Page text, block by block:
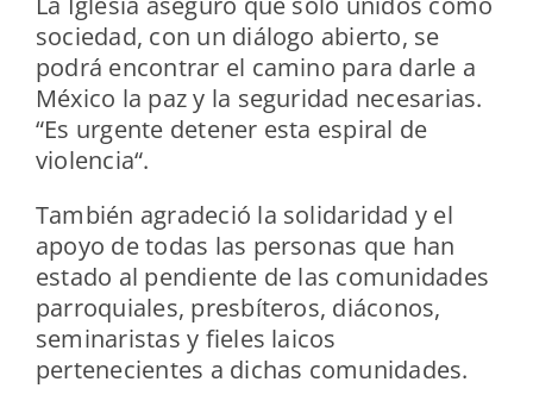
sociedad, con un diálogo abierto, se
podrá encontrar el camino para darle a
México la paz y la seguridad necesarias.
“Es urgente detener esta espiral de
violencia“.
También agradeció la solidaridad y el
apoyo de todas las personas que han
estado al pendiente de las comunidades
parroquiales, presbíteros, diáconos,
seminaristas y fieles laicos
pertenecientes a dichas comunidades.